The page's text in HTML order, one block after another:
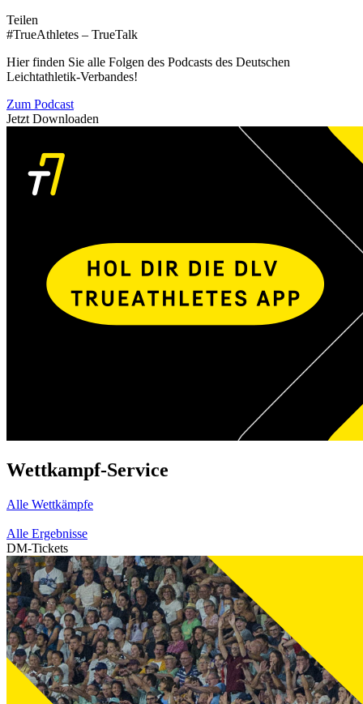
Teilen
#TrueAthletes – TrueTalk
Hier finden Sie alle Folgen des Podcasts des Deutschen
Leichtathletik-Verbandes!
Zum Podcast
Jetzt Downloaden
Wettkampf-Service
Alle Wettkämpfe
Alle Ergebnisse
DM-Tickets